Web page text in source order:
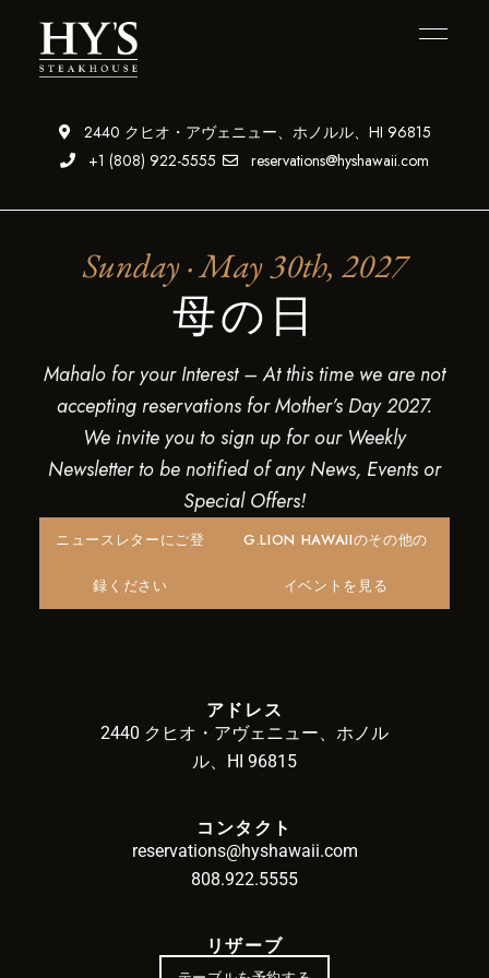
2440 クヒオ・アヴェニュー、ホノルル、HI 96815
+1 (808) 922-5555
reservations@hyshawaii.com
Sunday · May 30th, 2027
母の日
Mahalo for your Interest – At this time we are not
accepting reservations for Mother’s Day 2027.
We invite you to sign up for our Weekly
Newsletter to be notified of any News, Events or
Special Offers!
ニュースレターにご登
録ください
G.LION HAWAIIのその他の
イベントを見る
アドレス
2440 クヒオ・アヴェニュー、ホノル
ル、HI 96815
コンタクト
reservations@hyshawaii.com
808.922.5555
リザーブ